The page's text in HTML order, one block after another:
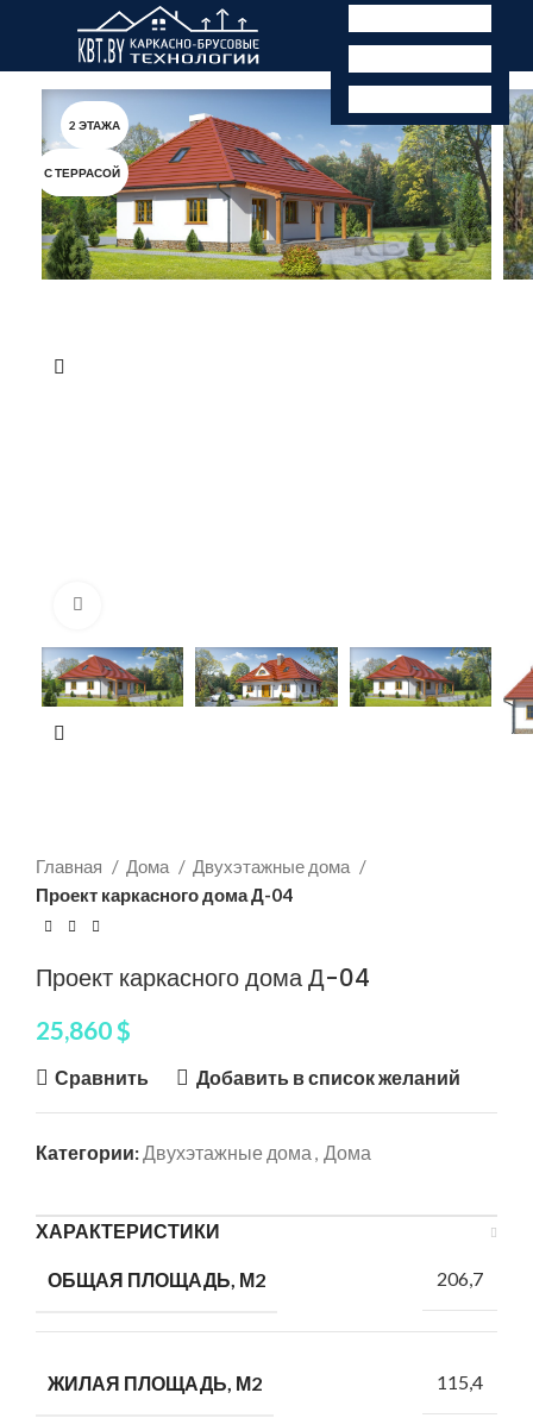
2 ЭТАЖА
С ТЕРРАСОЙ
Главная Дома
Двухэтажные дома
Проект каркасного дома Д-04
Проект каркасного дома Д-04
25,860 $
Сравнить Добавить в список желаний
Категории:Двухэтажные дома , Дома
ХАРАКТЕРИСТИКИ
ОБЩАЯ ПЛОЩАДЬ, М2 206,7
ЖИЛАЯ ПЛОЩАДЬ, М2 115,4